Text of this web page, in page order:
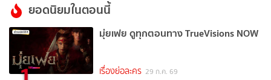
ยอดนิยมในตอนนี้
มุ่ยเฟย ดูทุกตอนทาง TrueVisions NOW
เรื่องย่อละคร 29 ก.ค. 69